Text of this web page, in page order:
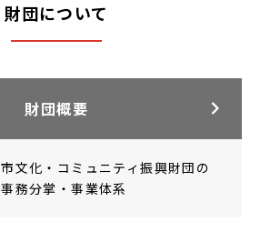
財団について
財団概要
文化・コミュニティ振興財団の
務分掌・事業体系